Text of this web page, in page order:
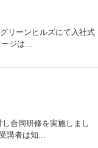
リーンヒルズにて入社式
ジは...
合同研修を実施しまし
講者は知...